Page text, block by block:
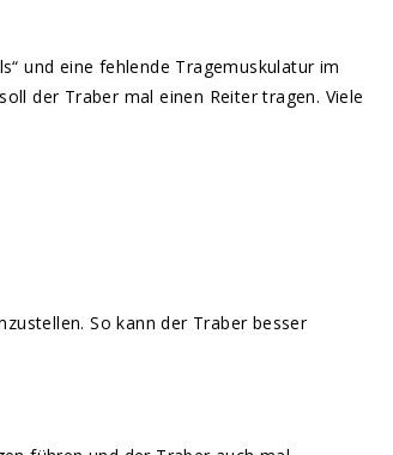
und eine fehlende Tragemuskulatur im
der Traber mal einen Reiter tragen. Viele
So kann der Traber besser